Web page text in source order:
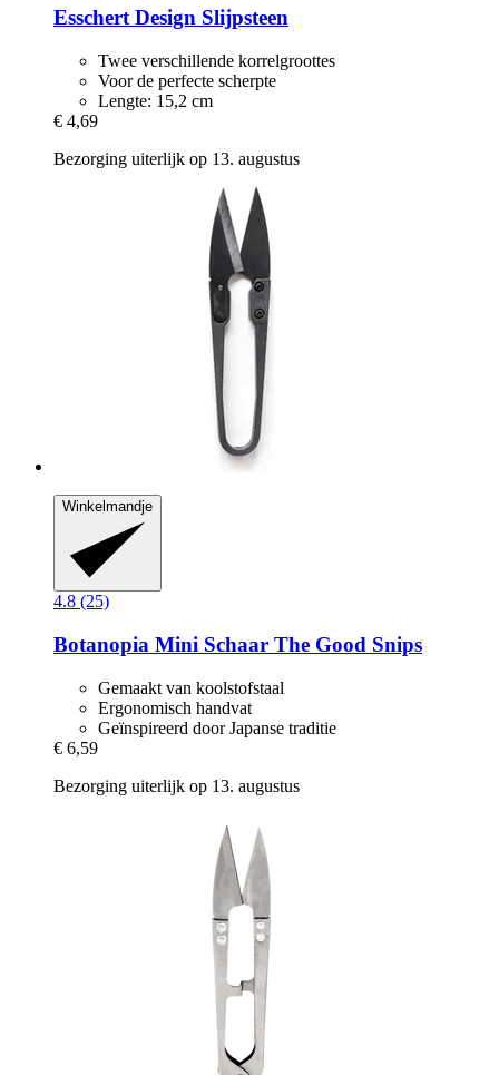
Esschert Design Slijpsteen
Twee verschillende korrelgroottes
Voor de perfecte scherpte
Lengte: 15,2 cm
€ 4,69
Bezorging uiterlijk op 13. augustus
Winkelmandje
4.8 (25)
Botanopia Mini Schaar The Good Snips
Gemaakt van koolstofstaal
Ergonomisch handvat
Geïnspireerd door Japanse traditie
€ 6,59
Bezorging uiterlijk op 13. augustus